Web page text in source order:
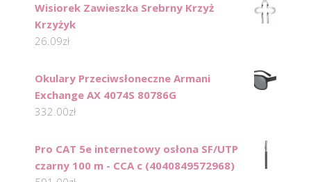
Wisiorek Zawieszka Srebrny Krzyż
Krzyżyk
26.09zł
Okulary Przeciwsłoneczne Armani
Exchange AX 4074S 80786G
332.00zł
Pro CAT 5e internetowy osłona SF/UTP
czarny 100 m - CCA c (4040849572968)